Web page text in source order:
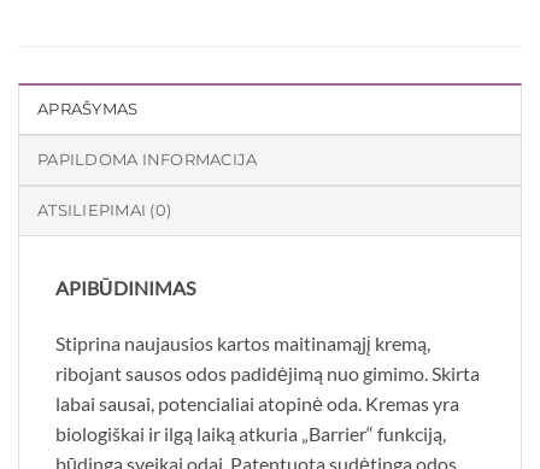
APRAŠYMAS
PAPILDOMA INFORMACIJA
ATSILIEPIMAI (0)
APIBŪDINIMAS
Stiprina naujausios kartos maitinamąjį kremą,
ribojant sausos odos padidėjimą nuo gimimo. Skirta
labai sausai, potencialiai atopinė oda. Kremas yra
biologiškai ir ilgą laiką atkuria „Barrier“ funkciją,
būdingą sveikai odai. Patentuota sudėtinga odos